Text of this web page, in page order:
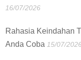
16/07/2026
Rahasia Keindahan
Anda Coba 15/07/